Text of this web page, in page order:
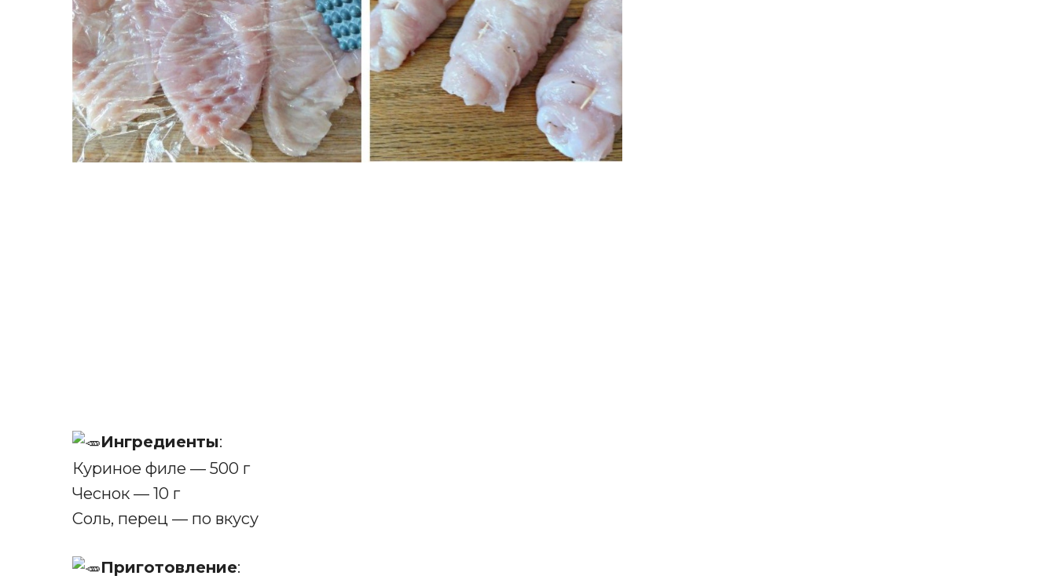
Ингредиенты:
Куриное филе — 500 г
Чеснок — 10 г
Соль, перец — по вкусу
Приготовление: